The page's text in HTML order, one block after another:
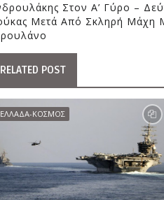
Στον Α’ Γύρο –
Μετά Από Σκληρή Μάχη
RELATED POST
ΕΛΛΑΔΑ-ΚΟΣΜΟΣ